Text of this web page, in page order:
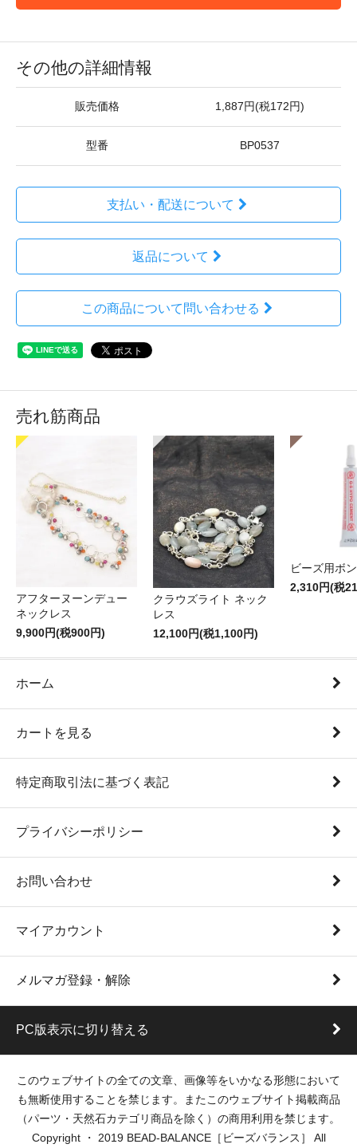
その他の詳細情報
販売価格 1,887円(税172円)
型番 BP0537
支払い・配送について
返品について
この商品について問い合わせる
売れ筋商品
アフターヌーンデュー
ネックレス
9,900円(税900円)
クラウズライト ネック
レス
12,100円(税1,100円)
ビーズ用ボ
2,310円(税
ホーム
カートを見る
特定商取引法に基づく表記
プライバシーポリシー
お問い合わせ
マイアカウント
メルマガ登録・解除
PC版表示に切り替える
このウェブサイトの全ての文章、画像等をいかなる形態において
も無断使用することを禁じます。またこのウェブサイト掲載商品
（パーツ・天然石カテゴリ商品を除く）の商用利用を禁じます。
Copyright ・ 2019 BEAD-BALANCE［ビーズバランス］ All